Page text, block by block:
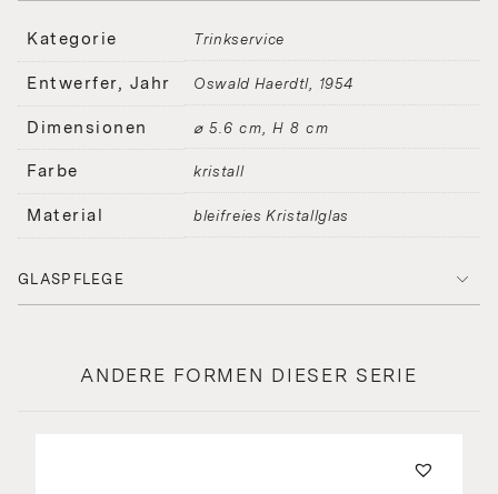
Kategorie Trinkservice
Entwerfer, Jahr Oswald Haerdtl 1954
Dimensionen ⌀ 5.6 cm, H 8 cm
Farbe kristall
Material bleifreies Kristallglas
GLASPFLEGE
ANDERE FORMEN DIESER SERIE